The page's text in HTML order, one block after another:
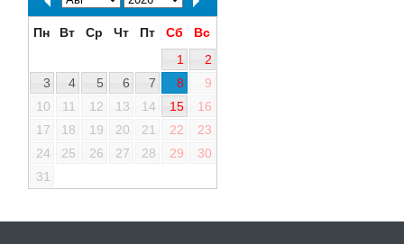
Пн Вт Ср Чт Пт Сб
Вс
1
2
3
4 5 6 7 8
9
10
11 12 13 14 15
16
17
18 19 20 21 22
23
24
25 26 27 28 29
30
31